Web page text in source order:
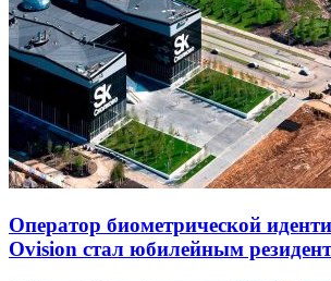
Оператор биометрической
Ovision стал юбилейным